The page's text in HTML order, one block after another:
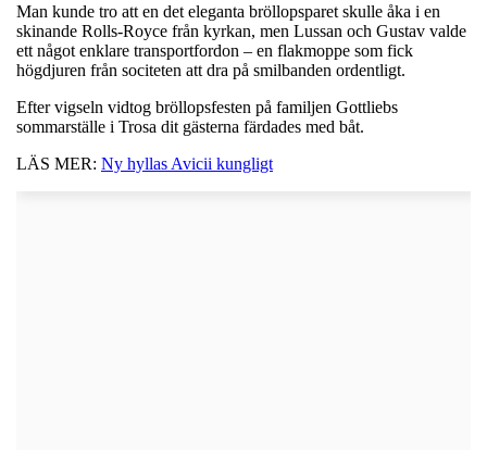
Man kunde tro att en det eleganta bröllopsparet skulle åka i en
skinande Rolls-Royce från kyrkan, men Lussan och Gustav valde
ett något enklare transportfordon – en flakmoppe som fick
högdjuren från sociteten att dra på smilbanden ordentligt.
Efter vigseln vidtog bröllopsfesten på familjen Gottliebs
sommarställe i Trosa dit gästerna färdades med båt.
LÄS MER: Ny hyllas Avicii kungligt